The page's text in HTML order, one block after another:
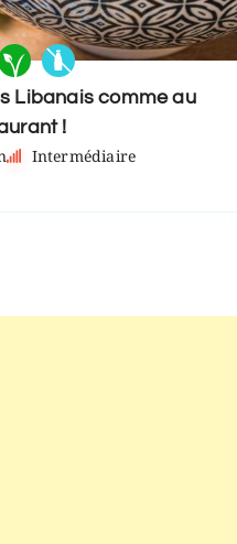
Libanais comme au
!
Intermédiaire